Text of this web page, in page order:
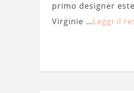
primo designer
Virginie …Leggi il